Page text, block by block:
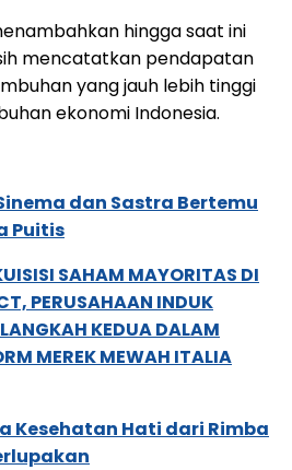
hingga saat ini
mencatatkan pendapatan
yang jauh lebih tinggi
ekonomi Indonesia.
dan Sastra Bertemu
Puitis
SAHAM MAYORITAS DI
PERUSAHAAN INDUK
KEDUA DALAM
MEREK MEWAH ITALIA
Kesehatan Hati dari Rimba